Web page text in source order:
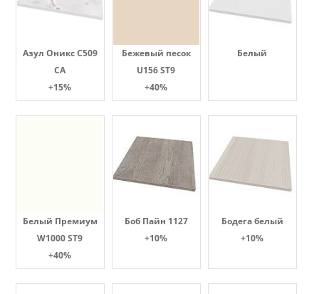
Азул Оникс С509
СА
+15%
Бежевый песок
U156 ST9
+40%
Белый
Белый Премиум
W1000 ST9
+40%
Боб Пайн 1127
+10%
Бодега белый
+10%